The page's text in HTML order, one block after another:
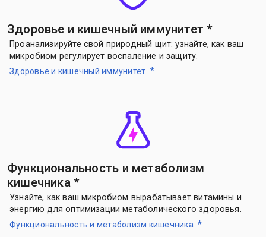
Здоровье и кишечный иммунитет*
Проанализируйте свой природный щит: узнайте, как ваш
микробиом регулирует воспаление и защиту.
Здоровье и кишечный иммунитет *
Функциональность и метаболизм
кишечника*
Узнайте, как ваш микробиом вырабатывает витамины и
энергию для оптимизации метаболического здоровья.
Функциональность и метаболизм кишечника *